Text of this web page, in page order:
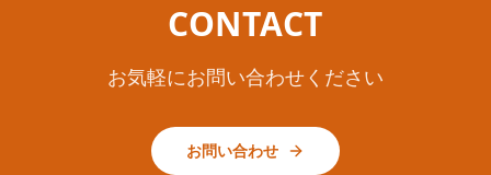
CONTACT
お気軽にお問い合わせください
お問い合わせ